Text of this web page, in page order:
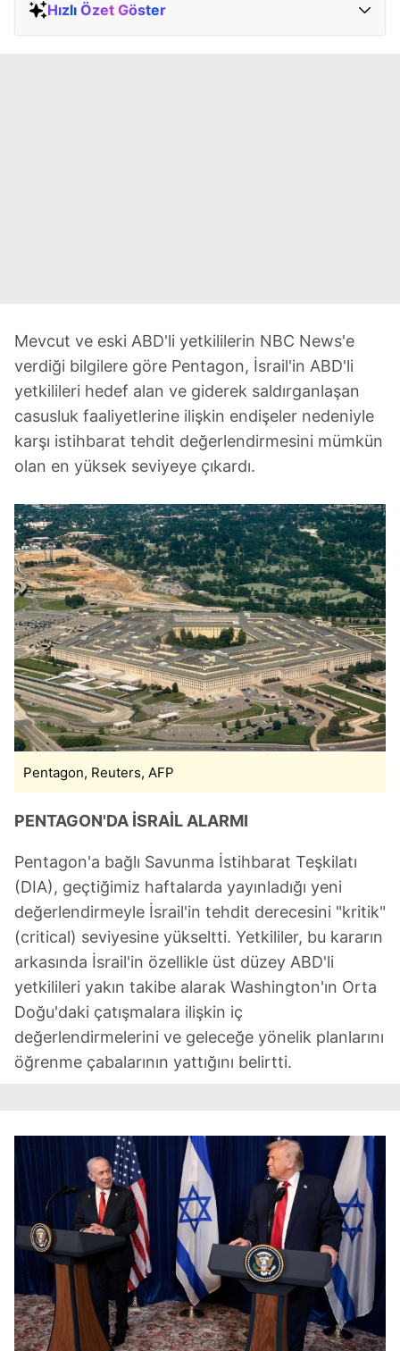
Hızlı Özet Göster
Mevcut ve eski ABD'li yetkililerin NBC News'e
verdiği bilgilere göre Pentagon, İsrail'in ABD'li
yetkilileri hedef alan ve giderek saldırganlaşan
casusluk faaliyetlerine ilişkin endişeler nedeniyle
karşı istihbarat tehdit değerlendirmesini mümkün
olan en yüksek seviyeye çıkardı.
Pentagon, Reuters, AFP
PENTAGON'DA İSRAİL ALARMI
Pentagon'a bağlı Savunma İstihbarat Teşkilatı
(DIA), geçtiğimiz haftalarda yayınladığı yeni
değerlendirmeyle İsrail'in tehdit derecesini "kritik"
(critical) seviyesine yükseltti. Yetkililer, bu kararın
arkasında İsrail'in özellikle üst düzey ABD'li
yetkilileri yakın takibe alarak Washington'ın Orta
Doğu'daki çatışmalara ilişkin iç
değerlendirmelerini ve geleceğe yönelik planlarını
öğrenme çabalarının yattığını belirtti.